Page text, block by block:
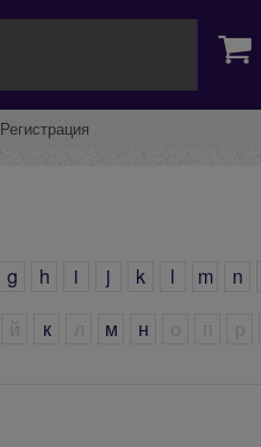
Регистрация
g h i j k l m n
к м н